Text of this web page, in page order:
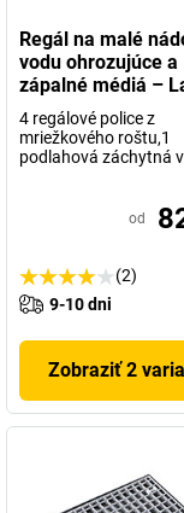
Regál na malé
vodu ohrozujúce a
zápalné médiá –
4 regálové police z
mriežkového roštu,1
podlahová záchytná
od
(2)
9-10 dni
Zobraziť 2